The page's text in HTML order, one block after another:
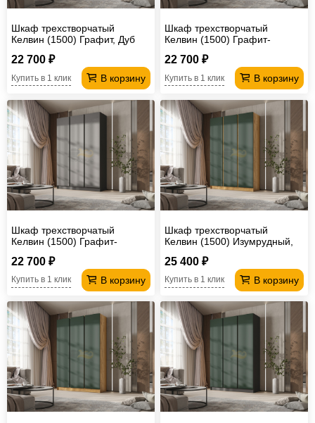
Шкаф трехстворчатый
Келвин (1500) Графит, Дуб
22 700 ₽
В корзину
Купить в 1 клик
Шкаф трехстворчатый
Келвин (1500) Графит-
22 700 ₽
В корзину
Купить в 1 клик
Шкаф трехстворчатый
Келвин (1500) Графит-
22 700 ₽
В корзину
Купить в 1 клик
Шкаф трехстворчатый
Келвин (1500) Изумрудный,
25 400 ₽
В корзину
Купить в 1 клик